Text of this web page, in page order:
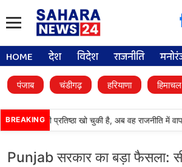
HOME देश विदेश राजनीति
पंजाब चंडीगढ़ हरियाणा हिमाचल
BREAKING
दल) अपनी प्रतिष्ठा खो चुकी है, अब वह राजनीति में
Punjab सरकार का बड़ा फैसला: